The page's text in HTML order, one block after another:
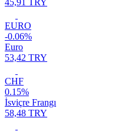
45,91 TRY
EURO
-0.06%
Euro
53,42 TRY
CHF
0.15%
İsviçre Frangı
58,48 TRY